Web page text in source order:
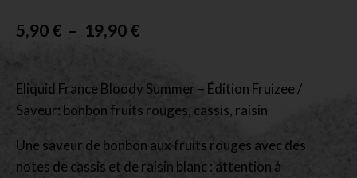
5,90€ – 19,90€
Eliquid France Bloody Summer – Édition Fruizee /
Saveur: bonbon fruits rouges, cassis, raisin
Une saveur de bonbon aux fruits rouges avec des
notes de cassis et de raisin blanc : attention à